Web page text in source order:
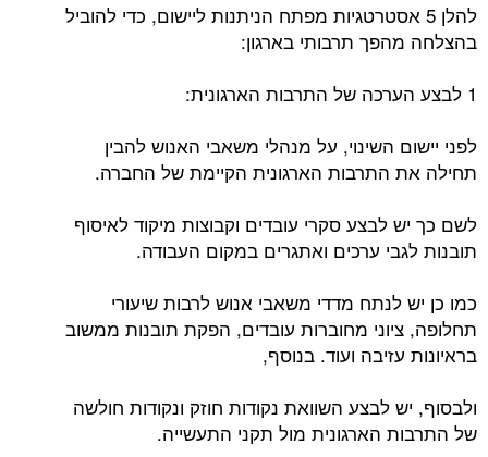
להלן 5 אסטרטגיות מפתח הניתנות ליישום, כדי להוביל
בהצלחה מהפך תרבותי בארגון:
1 לבצע הערכה של התרבות הארגונית:
לפני יישום השינוי, על מנהלי משאבי האנוש להבין
תחילה את התרבות הארגונית הקיימת של החברה.
לשם כך יש לבצע סקרי עובדים וקבוצות מיקוד לאיסוף
תובנות לגבי ערכים ואתגרים במקום העבודה.
כמו כן יש לנתח מדדי משאבי אנוש לרבות שיעורי
תחלופה, ציוני מחוברות עובדים, הפקת תובנות ממשוב
בראיונות עזיבה ועוד. בנוסף,
ולבסוף, יש לבצע השוואת נקודות חוזק ונקודות חולשה
של התרבות הארגונית מול תקני התעשייה.